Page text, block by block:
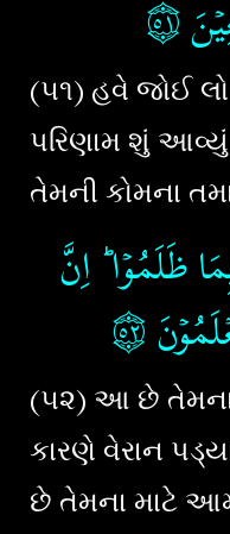
۝٥١
(૫૧) હવે જોઈ
પરિણામ શું
તેમની કોમના
ظَلَمُوۡا​ ؕ اِنَّ
۝٥٢
(૫૨) આ છે
કારણે વેરાન
છે તેમના માટે